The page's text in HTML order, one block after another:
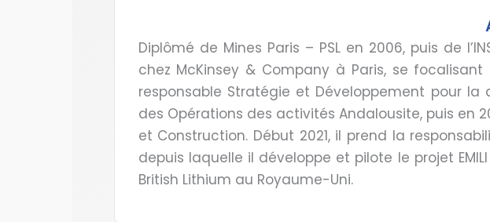
Diplômé de Mines Paris – PSL en 2006, puis de
chez McKinsey & Company à Paris, se
responsable Stratégie et Développement pour la
des Opérations des activités Andalousite, puis en
et Construction. Début 2021, il prend la
depuis laquelle il développe et pilote le projet
British Lithium au Royaume-Uni.